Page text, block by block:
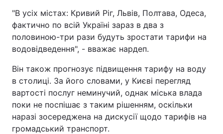
"В усіх містах: Кривий Ріг, Львів, Полтава, Одеса,
фактично по всій Україні зараз в два з
половиною-три рази будуть зростати тарифи на
водовідведення", - вважає нардеп.
Він також прогнозує підвищення тарифу на воду
в столиці. За його словами, у Києві перегляд
вартості послуг неминучий, однак міська влада
поки не поспішає з таким рішенням, оскільки
наразі зосереджена на дискусії щодо тарифів на
громадський транспорт.